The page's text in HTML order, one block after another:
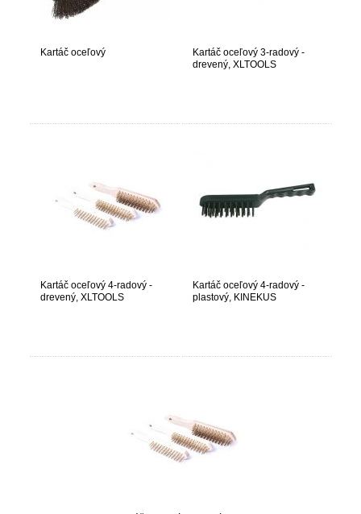
Kartáč oceľový
Kartáč oceľový 3-radový -
drevený, XLTOOLS
Kartáč oceľový 4-radový -
drevený, XLTOOLS
Kartáč oceľový 4-radový -
plastový, KINEKUS